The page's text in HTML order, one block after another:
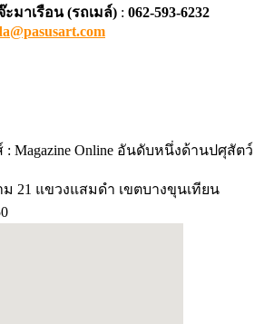
มาเรือน (รถเมล์) : 062-593-6232
Magazine Online อันดับหนึ่งด้านปศุสัตว์
ม 21 แขวงแสมดำ เขตบางขุนเทียน